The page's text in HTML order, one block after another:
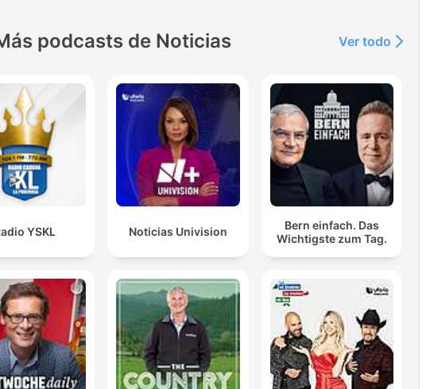
podcasts de Noticias Ver todo
YSKL Noticias Univision
Bern einfach. Das
Wichtigste zum Tag.